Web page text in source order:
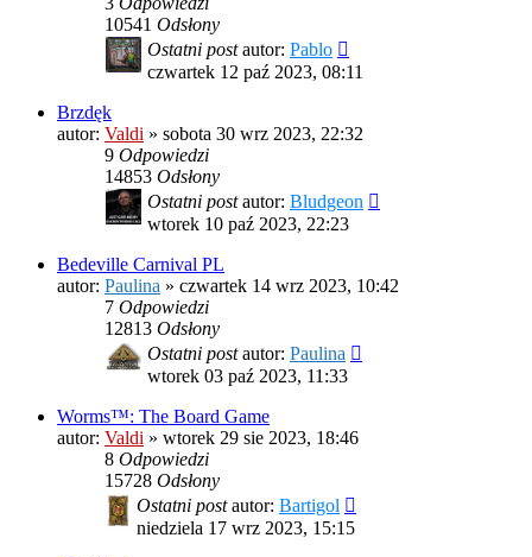
10541 Odsłony
Ostatni postautor: Pablo
czwartek 12 paź 2023, 08:11
Brzdęk
autor: Valdi » sobota 30 wrz 2023, 22:32
9 Odpowiedzi
14853 Odsłony
Ostatni postautor: Bludgeon
wtorek 10 paź 2023, 22:23
Bedeville Carnival PL
autor: Paulina » czwartek 14 wrz 2023, 10:42
7 Odpowiedzi
12813 Odsłony
Ostatni postautor: Paulina
wtorek 03 paź 2023, 11:33
Worms™: The Board Game
autor: Valdi » wtorek 29 sie 2023, 18:46
8 Odpowiedzi
15728 Odsłony
Ostatni postautor: Bartigol
niedziela 17 wrz 2023, 15:15